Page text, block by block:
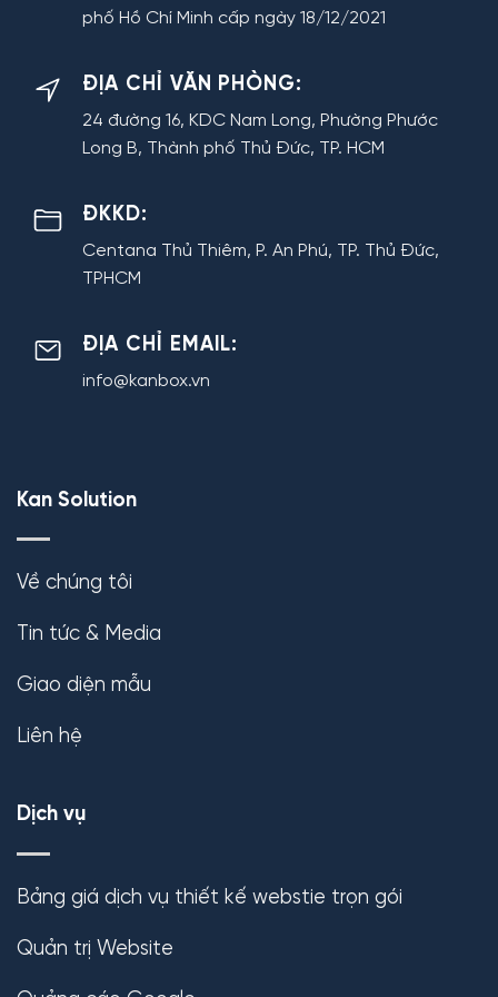
phố Hồ Chí Minh cấp ngày 18/12/2021
ĐỊA CHỈ VĂN PHÒNG:
24 đường 16, KDC Nam Long, Phường Phước
Long B, Thành phố Thủ Đức, TP. HCM
ĐKKD:
Centana Thủ Thiêm, P. An Phú, TP. Thủ Đức,
TPHCM
ĐỊA CHỈ EMAIL:
info@kanbox.vn
Kan Solution
Về chúng tôi
Tin tức & Media
Giao diện mẫu
Liên hệ
Dịch vụ
Bảng giá dịch vụ thiết kế webstie trọn gói
Quản trị Website